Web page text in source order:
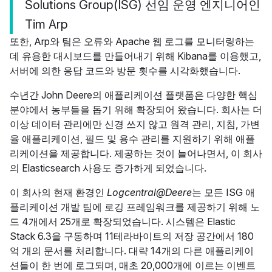
Solutions Group(ISG) 선임 운영 엔지니어인
Tim Arp
또한, Arp와 팀은 오류와 Apache 웹 로그를 모니터링하는
데 유용한 대시보드를 만들어내기 위해 Kibana를 이용했고,
서버에 의한 응답 코드와 방문 횟수를 시각화했습니다.
수년간 John Deere의 애플리케이션 플랫폼은 다양한 핵심
분야에서 농부들을 돕기 위해 확장되어 왔습니다. 회사는 더
이상 데이터 관리에만 신경 쓰지 않고 원격 관리, 지침, 가변
율 애플리케이션, 필드 및 용수 관리를 지원하기 위해 애플
리케이션을 제공합니다. 제공하는 것이 늘어나면서, 이 회사
의 Elasticsearch 사용도 증가하게 되었습니다.
이 회사의 현재 환경인 Logcentral@Deere는 모든 ISG 애
플리케이션 개발 팀에 로깅 프레임워크를 제공하기 위해 노
드 4개에서 25개로 확장되었습니다. 시스템은 Elastic
Stack 6.3을 구동하며 11테라바이트의 저장 공간에서 180
억 개의 문서를 처리합니다. 대략 14개의 다른 애플리케이
션들이 한 번에 로그되며, 매초 20,000개에 이르는 이벤트